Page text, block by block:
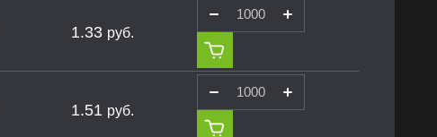
1.33 руб.
1.51 руб.